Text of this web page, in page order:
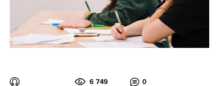
6 749 0